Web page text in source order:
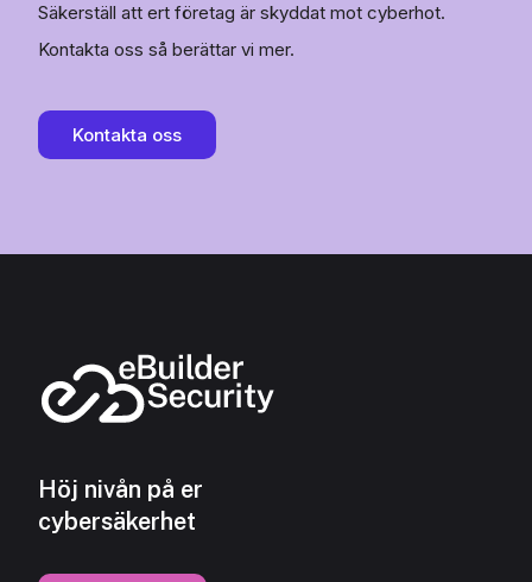
Säkerställ att ert företag är skyddat mot cyberhot.
Kontakta oss så berättar vi mer.
Kontakta oss
Höj nivån på er
cybersäkerhet